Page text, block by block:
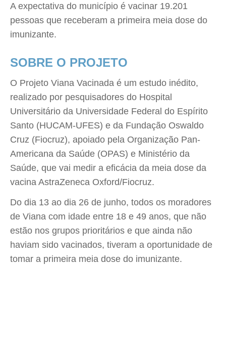
A expectativa do município é vacinar 19.201
pessoas que receberam a primeira meia dose do
imunizante.
SOBRE O PROJETO
O Projeto Viana Vacinada é um estudo inédito,
realizado por pesquisadores do Hospital
Universitário da Universidade Federal do Espírito
Santo (HUCAM-UFES) e da Fundação Oswaldo
Cruz (Fiocruz), apoiado pela Organização Pan-
Americana da Saúde (OPAS) e Ministério da
Saúde, que vai medir a eficácia da meia dose da
vacina AstraZeneca Oxford/Fiocruz.
Do dia 13 ao dia 26 de junho, todos os moradores
de Viana com idade entre 18 e 49 anos, que não
estão nos grupos prioritários e que ainda não
haviam sido vacinados, tiveram a oportunidade de
tomar a primeira meia dose do imunizante.